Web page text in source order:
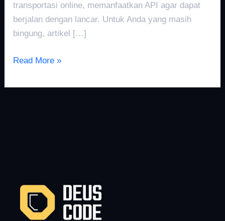
transportasi online, memanfaatkan API agar dapat
berjalan dengan lancar. Untuk Anda yang masih
bingung, artikel […]
Read More »